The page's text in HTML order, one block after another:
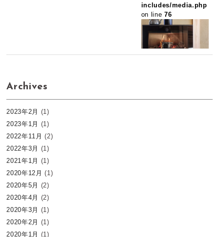
includes/media.php
on line76
Archives
2023年2月 (1)
2023年1月 (1)
2022年11月 (2)
2022年3月 (1)
2021年1月 (1)
2020年12月 (1)
2020年5月 (2)
2020年4月 (2)
2020年3月 (1)
2020年2月 (1)
2020年1月 (1)